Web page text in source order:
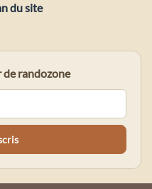
du site
de randozone